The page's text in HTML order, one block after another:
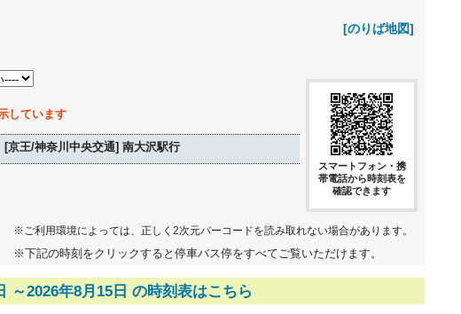
[のりば地図]
しています
[京王/神奈川中央交通] 南大沢駅行
スマートフォン・携
帯電話から時刻表を
確認できます
※ご利用環境によっては、正しく2次元バーコードを読み取れない場合があります。
※下記の時刻をクリックすると停車バス停をすべてご覧いただけます。
～2026年8月15日 の時刻表はこちら